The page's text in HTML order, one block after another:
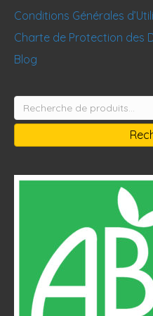
Conditions Générales
Charte de Protection des
Blog
Recherche
pour :